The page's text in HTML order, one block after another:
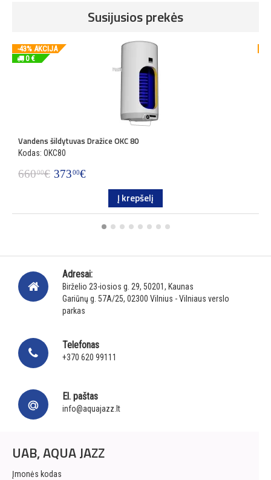
Susijusios prekės
-43% AKCIJA
0 €
Vandens šildytuvas Dražice OKC 80
Kodas: OKC80
66000€ 37300€
Į krepšelį
Adresai:
Birželio 23-iosios g. 29, 50201, Kaunas
Gariūnų g. 57A/25, 02300 Vilnius - Vilniaus verslo
parkas
Telefonas
+370 620 99111
El. paštas
info@aquajazz.lt
UAB, AQUA JAZZ
Įmonės kodas